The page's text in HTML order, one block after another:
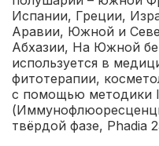
Испании, Греции,
Аравии, Южной и
Абхазии, На Южной
используется в
фитотерапии,
с помощью методики
твёрдой фазе, Phadia